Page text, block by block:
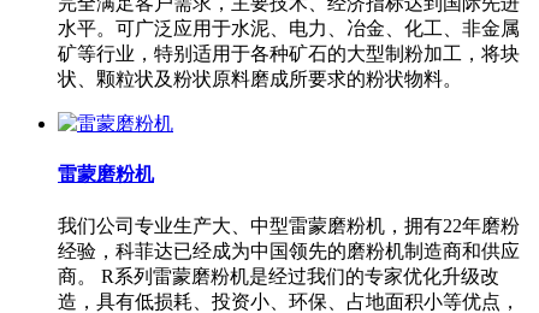
水平。可广泛应用于水泥、电力、冶金、化工、非金属
矿等行业，特别适用于各种矿石的大型制粉加工，将块
状、颗粒状及粉状原料磨成所要求的粉状物料。
雷蒙磨粉机
我们公司专业生产大、中型雷蒙磨粉机，拥有22年磨粉
经验，科菲达已经成为中国领先的磨粉机制造商和供应
商。 R系列雷蒙磨粉机是经过我们的专家优化升级改
造，具有低损耗、投资小、环保、占地面积小等优点，